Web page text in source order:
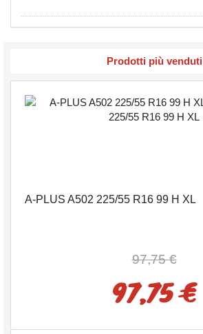
Prodotti più venduti
A-PLUS A502 225/55 R16 99 H XL
97,75 €
97,75 €